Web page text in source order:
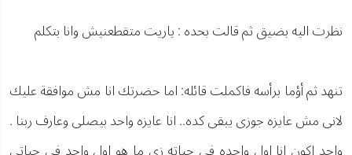
نظرت اليه بضيق ثم قالت بحده : ياريت متقطعنيش وانا بتكلم
تنهد ثم أؤما برأسه فاكملت قائله: اما حضرتك انا مش موافقة عليك
لانى مش عايزه جوزى يبقى كده.. انا عايزه واحد بيصلى وعارف ربنا .